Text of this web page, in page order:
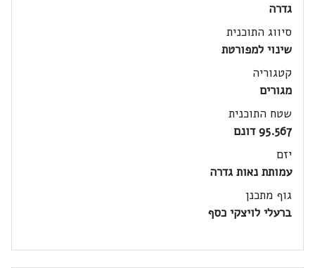
גדרה
סיווג התוכנית
שינוי למפורטת
קטגוריה
מגורים
שטח התוכנית
95.567 דונם
יזם
עמותת נאות גדרה
גוף מתכנן
ברעלי לויצקי כסף